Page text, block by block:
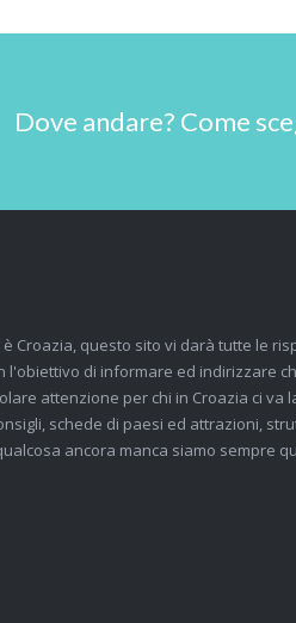
Dove andare? Come
Croazia, questo sito vi darà tutte le
l'obiettivo di informare ed indirizzare
attenzione per chi in Croazia ci va
schede di paesi ed attrazioni,
ancora manca siamo sempre